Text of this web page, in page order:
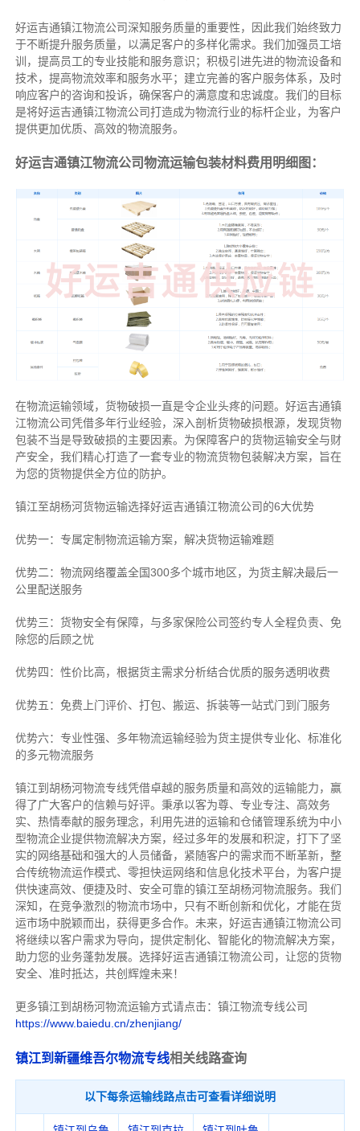
好运吉通镇江物流公司深知服务质量的重要性，因此我们始终致力
于不断提升服务质量，以满足客户的多样化需求。我们加强员工培
训，提高员工的专业技能和服务意识；积极引进先进的物流设备和
技术，提高物流效率和服务水平；建立完善的客户服务体系，及时
响应客户的咨询和投诉，确保客户的满意度和忠诚度。我们的目标
是将好运吉通镇江物流公司打造成为物流行业的标杆企业，为客户
提供更加优质、高效的物流服务。
好运吉通镇江物流公司物流运输包装材料费用明细图：
在物流运输领域，货物破损一直是令企业头疼的问题。好运吉通镇
江物流公司凭借多年行业经验，深入剖析货物破损根源，发现货物
包装不当是导致破损的主要因素。为保障客户的货物运输安全与财
产安全，我们精心打造了一套专业的物流货物包装解决方案，旨在
为您的货物提供全方位的防护。
镇江至胡杨河货物运输选择好运吉通镇江物流公司的6大优势
优势一：专属定制物流运输方案，解决货物运输难题
优势二：物流网络覆盖全国300多个城市地区，为货主解决最后一
公里配送服务
优势三：货物安全有保障，与多家保险公司签约专人全程负责、免
除您的后顾之忧
优势四：性价比高，根据货主需求分析结合优质的服务透明收费
优势五：免费上门评价、打包、搬运、拆装等一站式门到门服务
优势六：专业性强、多年物流运输经验为货主提供专业化、标准化
的多元物流服务
镇江到胡杨河物流专线凭借卓越的服务质量和高效的运输能力，赢
得了广大客户的信赖与好评。 秉承以客为尊、专业专注、高效务
实、热情奉献的服务理念，利用先进的运输和仓储管理系统为中小
型物流企业提供物流解决方案，经过多年的发展和积淀，打下了坚
实的网络基础和强大的人员储备，紧随客户的需求而不断革新，整
合传统物流运作模式、零担快运网络和信息化技术平台，为客户提
供快速高效、便捷及时、安全可靠的镇江至胡杨河物流服务。 我们
深知，在竞争激烈的物流市场中，只有不断创新和优化，才能在货
运市场中脱颖而出，获得更多合作。 未来，好运吉通镇江物流公司
将继续以客户需求为导向，提供定制化、智能化的物流解决方案，
助力您的业务蓬勃发展。选择好运吉通镇江物流公司，让您的货物
安全、准时抵达，共创辉煌未来！
更多镇江到胡杨河物流运输方式请点击：镇江物流专线公司
https://www.baiedu.cn/zhenjiang/
镇江到新疆维吾尔物流专线相关线路查询
以下每条运输线路点击可查看详细说明